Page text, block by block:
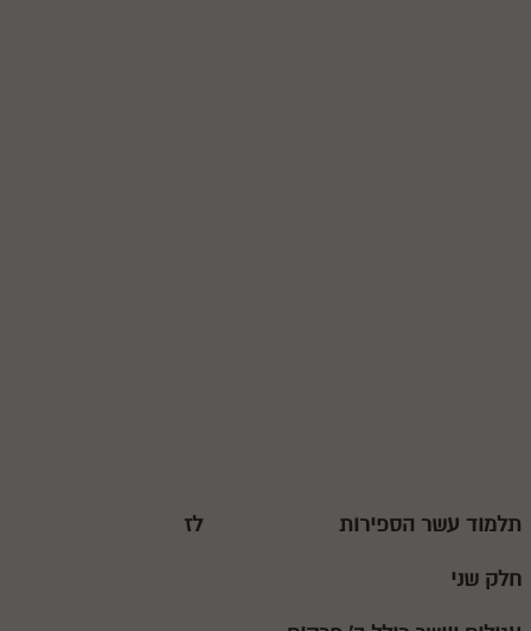
תלמוד עשר הספירותלז
חלק שני